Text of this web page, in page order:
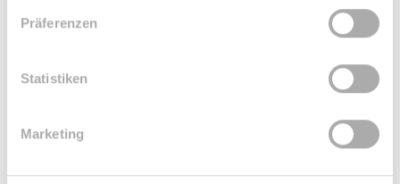
Präferenzen
Statistiken
Marketing
Eine sich am Haus befindliche Wollbox für Ihren PKW
Firma Silke Kaufmann
Telefon: 00491632883822